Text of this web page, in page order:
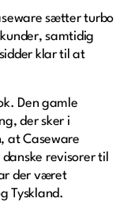
sætter turbo
samtidig
klar til at
Den gamle
der sker i
at Caseware
revisorer til
der været
Tyskland.